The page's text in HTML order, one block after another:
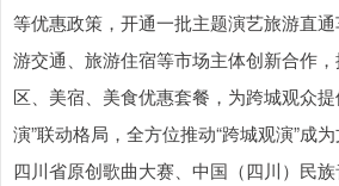
等优惠政策，开通一批主题演艺旅游直
游交通、旅游住宿等市场主体创新合作
区、美宿、美食优惠套餐，为跨城观众
演”联动格局，全方位推动“跨城观演”成
四川省原创歌曲大赛、中国（四川）民